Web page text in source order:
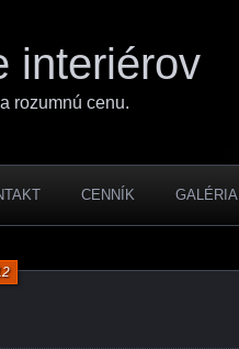
interiérov
rozumnú cenu.
CENNÍK GALÉRIA